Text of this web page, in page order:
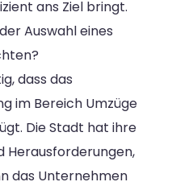
ans Ziel bringt.
Auswahl eines
dass das
im Bereich Umzüge
Die Stadt hat ihre
Herausforderungen,
das Unternehmen